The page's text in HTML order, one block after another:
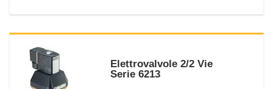
Elettrovalvole 2/2 Vie
Serie 6213